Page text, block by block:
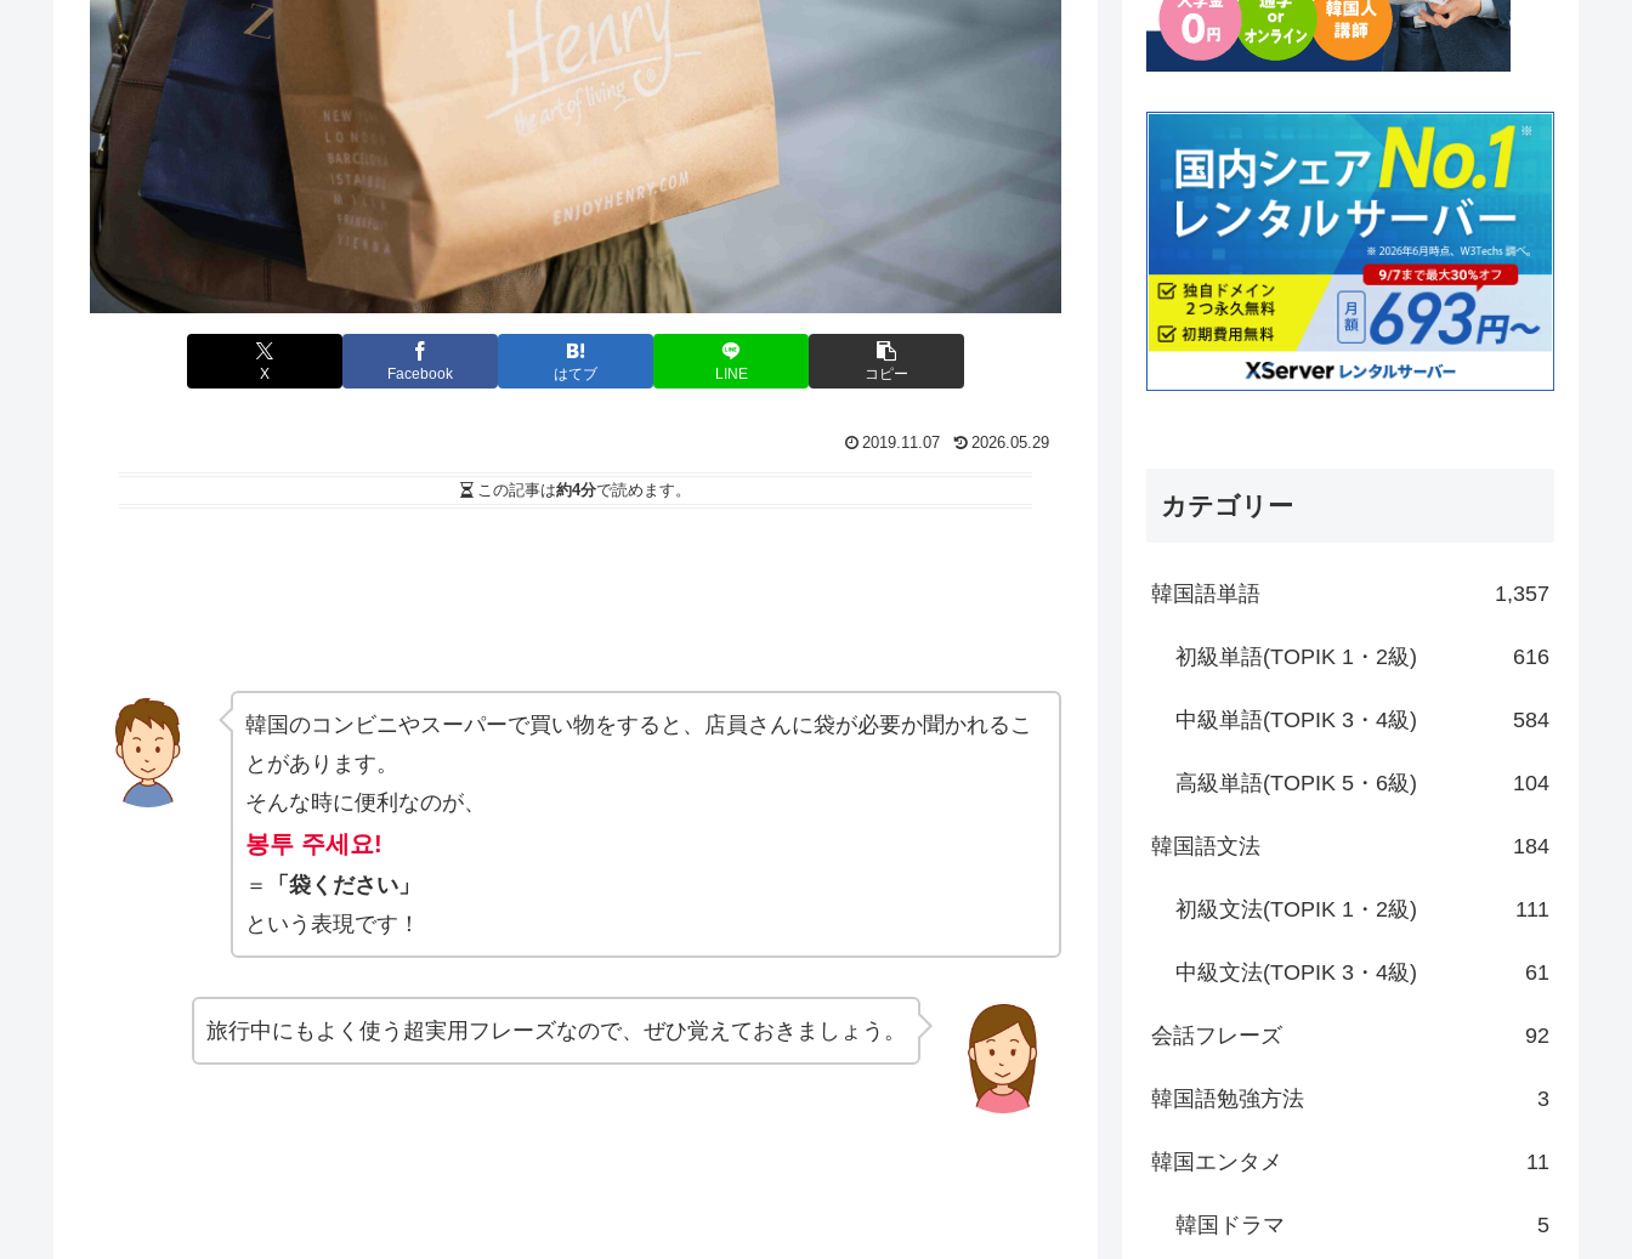
X Facebook はてブ LINE コピー
2019.11.07 2026.05.29
この記事は約4分で読めます。
韓国のコンビニやスーパーで買い物をすると、店員さんに袋が必要か聞かれるこ
とがあります。
そんな時に便利なのが、
봉투 주세요!
＝
「袋ください」
という表現です！
旅行中にもよく使う超実用フレーズなので、ぜひ覚えておきましょう。
カテゴリー
韓国語単語 1,357
初級単語(TOPIK 1・2級) 616
中級単語(TOPIK 3・4級) 584
高級単語(TOPIK 5・6級) 104
韓国語文法 184
初級文法(TOPIK 1・2級) 111
中級文法(TOPIK 3・4級) 61
会話フレーズ 92
韓国語勉強方法 3
韓国エンタメ 11
韓国ドラマ 5